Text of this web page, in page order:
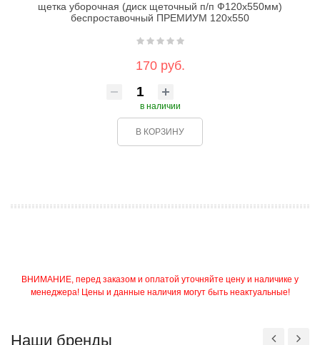
щетка уборочная (диск щеточный п/п Ф120х550мм)
беспроставочный ПРЕМИУМ 120х550
170 руб.
в наличии
В КОРЗИНУ
ВНИМАНИЕ, перед заказом и оплатой уточняйте цену и наличике у
менеджера! Цены и данные наличия могут быть неактуальные!
Наши бренды